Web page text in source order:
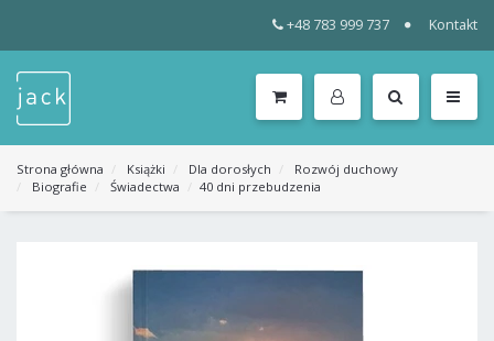
+48 783 999 737 Kontakt
KATEGORIE
MENU
Strona główna Książki Dla dorosłych
Rozwój duchowy
Biografie
Świadectwa 40 dni przebudzenia